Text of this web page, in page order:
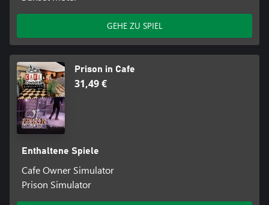
GEHE ZU SPIEL
Prison in Cafe
31,49 €
Enthaltene Spiele
Cafe Owner Simulator
Prison Simulator